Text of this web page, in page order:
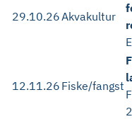
29.10.26Akvakultur
12.11.26 Fiske/fangst